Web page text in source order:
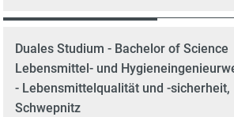
Duales Studium - Bachelor of Science
Lebensmittel- und
- Lebensmittelqualität und -sicherheit,
Schwepnitz